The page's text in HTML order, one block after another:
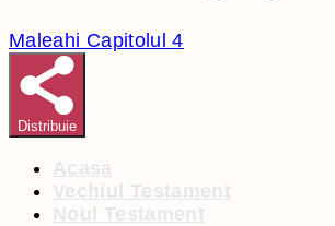
Maleahi Capitolul 4
Distribuie
Acasa
Vechiul Testament
Noul Testament